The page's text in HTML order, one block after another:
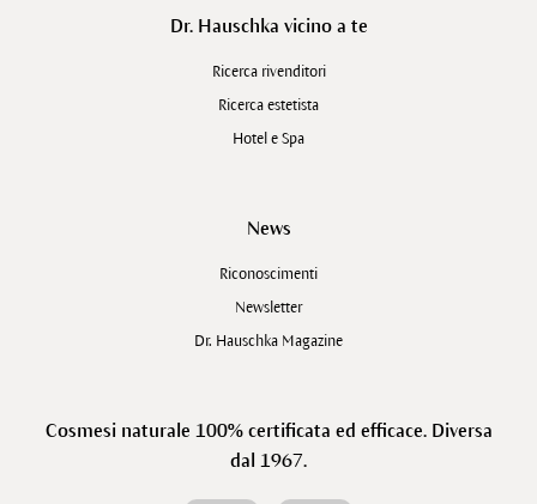
Dr. Hauschka vicino a te
Ricerca rivenditori
Ricerca estetista
Hotel e Spa
News
Riconoscimenti
Newsletter
Dr. Hauschka Magazine
Cosmesi naturale 100% certificata ed efficace. Diversa
dal 1967.